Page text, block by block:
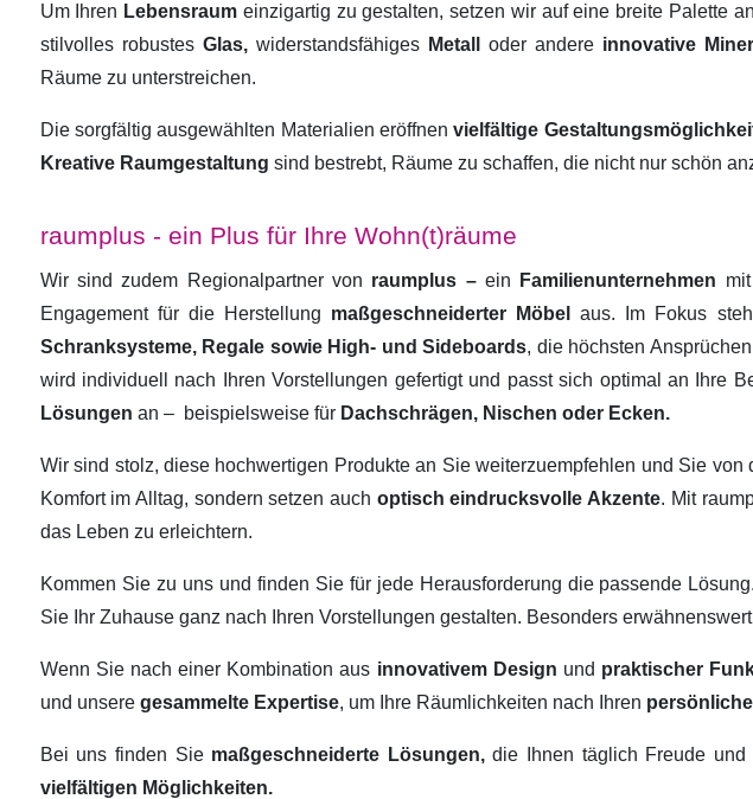
Um Ihren Lebensraum einzigartig zu gestalten, setzen wir auf eine breite Palette
stilvolles robustes Glas,widerstandsfähiges Metalloder andere innovative
Räume zu unterstreichen.
Die sorgfältig ausgewählten Materialien eröffnenvielfältige
Kreative Raumgestaltung sind bestrebt, Räume zu schaffen, die nicht nur schön
raumplus - ein Plus für Ihre Wohn(t)räume
Wir sind zudem Regionalpartner von raumplus –ein Familienunternehmen
Engagement für die Herstellung maßgeschneiderter Möbelaus. Im Fokus
Schranksysteme, Regale sowie High- und Sideboards, die höchsten
wird individuell nach Ihren Vorstellungen gefertigt und passt sich optimal an Ihre
Lösungen an – beispielsweise für Dachschrägen, Nischen oder Ecken.
Wir sind stolz, diese hochwertigen Produkte an Sie weiterzuempfehlen und Sie von
Komfort im Alltag, sondern setzen auch optisch eindrucksvolle Akzente. Mit
das Leben zu erleichtern.
Kommen Sie zu uns und finden Sie für jede Herausforderung die passende
Sie Ihr Zuhause ganz nach Ihren Vorstellungen gestalten. Besonders
Wenn Sie nach einer Kombination aus innovativem Design und praktischer
und unsere gesammelte Expertise, um Ihre Räumlichkeiten nach Ihren
Bei uns finden Sie maßgeschneiderte Lösungen,die Ihnen täglich Freude und
vielfältigen Möglichkeiten.